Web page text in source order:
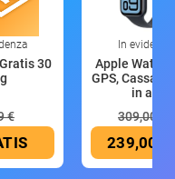
30
€
In evidenza
Apple Watch
GPS, Cassa
in all
309,00 €
239,00 €